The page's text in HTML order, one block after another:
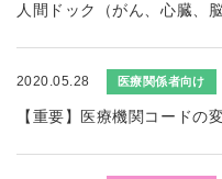
人間ドック（がん、心臓、
2020.05.28 医療関係者向け
【重要】医療機関コードの